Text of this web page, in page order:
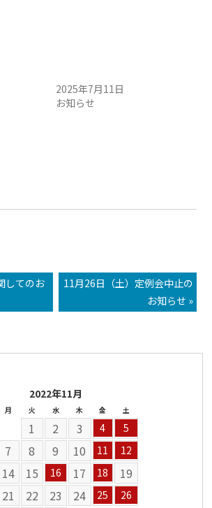
2025年7月11日
お知らせ
してのお
11月26日（土）定例会中止の
お知らせ »
2022年11月
月 火 水 木 金 土
1 2 3 4 5
7 8 9 10 11 12
14 15 16 17 18
19
21 22 23 24 25 26